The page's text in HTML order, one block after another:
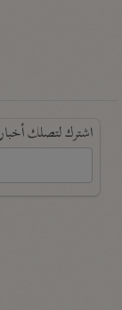
اشترك لتصلك